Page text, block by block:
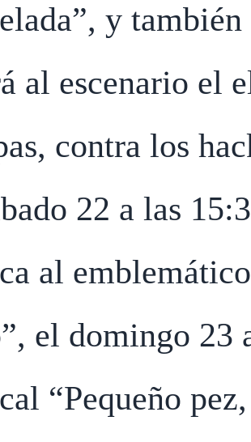
y
al escenario el
contra los
22 a las
al
el domingo 23
“Pequeño